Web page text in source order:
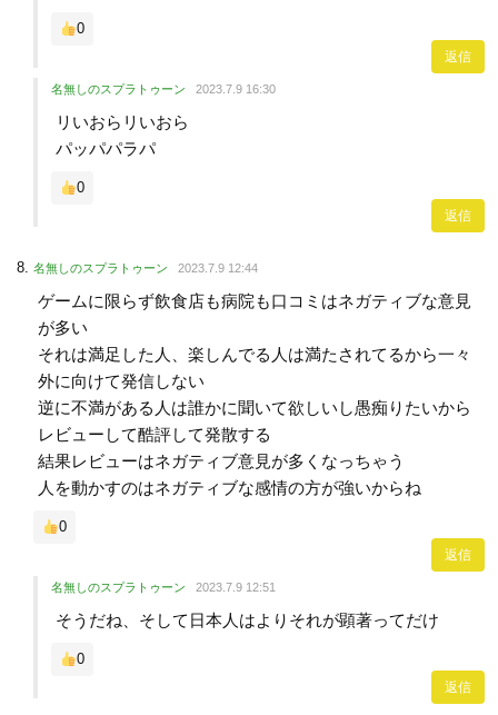
0
返信
名無しのスプラトゥーン 2023.7.9 16:30
リいおらリいおら
パッパパラパ
0
返信
名無しのスプラトゥーン 2023.7.9 12:44
ゲームに限らず飲食店も病院も口コミはネガティブな意見
が多い
それは満足した人、楽しんでる人は満たされてるから一々
外に向けて発信しない
逆に不満がある人は誰かに聞いて欲しいし愚痴りたいから
レビューして酷評して発散する
結果レビューはネガティブ意見が多くなっちゃう
人を動かすのはネガティブな感情の方が強いからね
0
返信
名無しのスプラトゥーン 2023.7.9 12:51
そうだね、そして日本人はよりそれが顕著ってだけ
0
返信